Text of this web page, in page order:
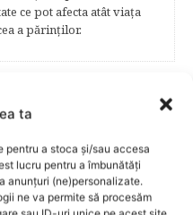
ta
pentru a stoca și/sau accesa
lucru pentru a îmbunătăți
anunțuri (ne)personalizate.
ne va permite să procesăm
ce pot afecta atât viaţa
a părinţilor.